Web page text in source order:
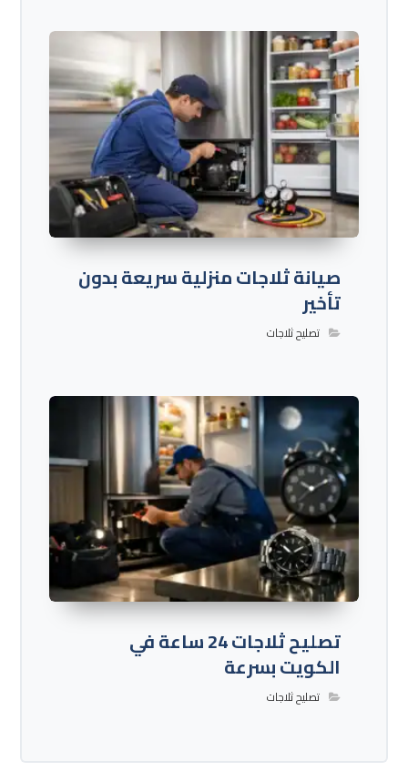
صيانة ثلاجات منزلية سريعة بدون
تأخير
تصليح ثلاجات
تصليح ثلاجات 24 ساعة في
الكويت بسرعة
تصليح ثلاجات